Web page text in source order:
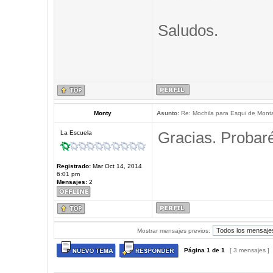
Saludos.
Monty Asunto:Re: Mochila para Esqui de
La Escuela
Registrado:Mar Oct 14, 2014
6:01 pm
Mensajes:2
Gracias.
Mostrar mensajes previos:
Página 1 de 1 [ 3 mensajes ]